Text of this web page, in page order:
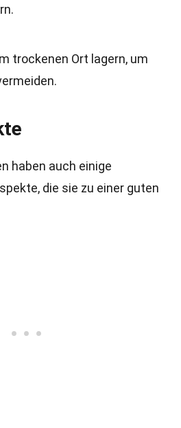
trockenen Ort lagern, um
haben auch einige
die sie zu einer guten